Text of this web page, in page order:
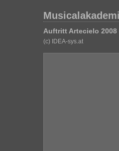
Auftritt Artecielo 2008
(c) IDEA-sys.at